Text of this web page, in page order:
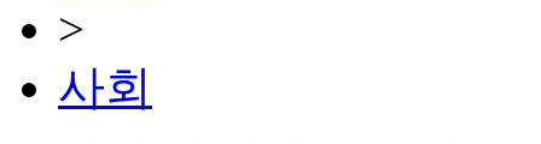
>
사회